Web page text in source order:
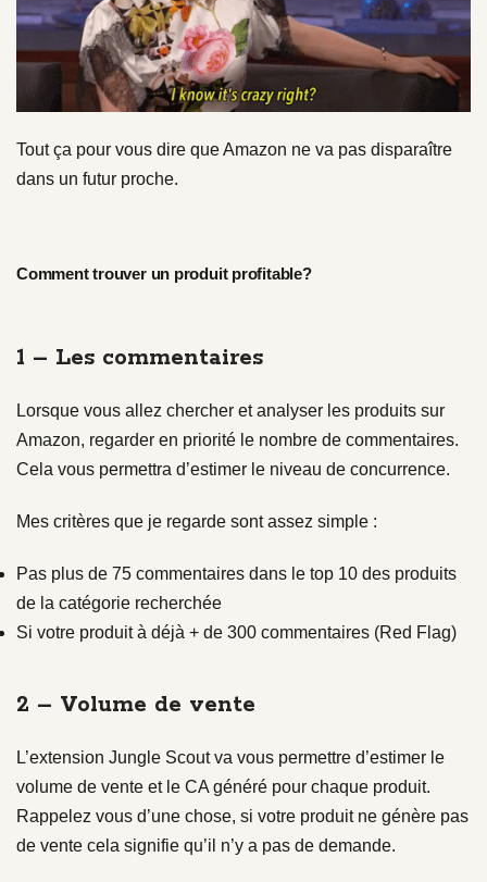
Tout ça pour vous dire que Amazon ne va pas disparaître
dans un futur proche.
Comment trouver un produit profitable?
1 – Les commentaires
Lorsque vous allez chercher et analyser les produits sur
Amazon, regarder en priorité le nombre de commentaires.
Cela vous permettra d’estimer le niveau de concurrence.
Mes critères que je regarde sont assez simple :
Pas plus de 75 commentaires dans le top 10 des produits
de la catégorie recherchée
Si votre produit à déjà + de 300 commentaires (Red Flag)
2 – Volume de vente
L’extension Jungle Scout va vous permettre d’estimer le
volume de vente et le CA généré pour chaque produit.
Rappelez vous d’une chose, si votre produit ne génère pas
de vente cela signifie qu’il n’y a pas de demande.